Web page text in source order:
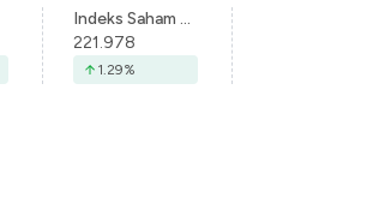
Indeks Saham Syariah Indonesia
221.978
1.29%